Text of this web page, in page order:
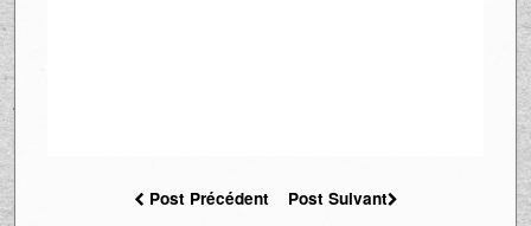
Post Précédent Post Suivant